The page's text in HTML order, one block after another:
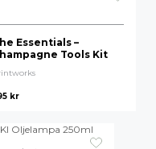
Essentials –
Tools Kit
kr